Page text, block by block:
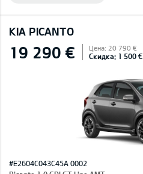
KIA PICANTO
19 290 € Цена: 20 790 €
Скидка: 1 500 €
#E2604C043C45A 0002